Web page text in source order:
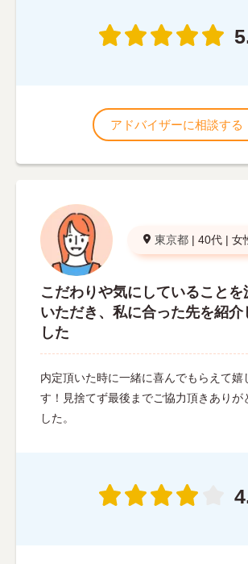
アドバイザーに相談する
東京都 | 40代 | 女
こだわりや気にしていることを
いただき、私に合った先を紹介
した
内定頂いた時に一緒に喜んでもらえて嬉
す！見捨てず最後までご協力頂きありが
した。